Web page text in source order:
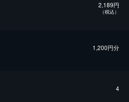
2,189円
（税込）
1,200円分
4